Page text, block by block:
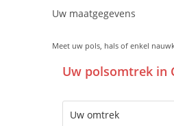
Uw maatgegevens
Meet uw pols, hals of enkel
Uw polsomtrek in